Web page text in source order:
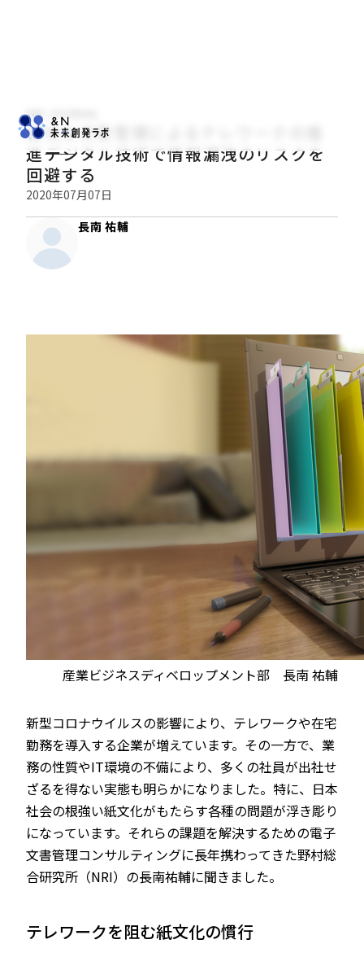
NRI JOURNAL
適切な文書管理によるテレワークの推
進――デジタル技術で情報漏洩のリスクを
回避する
2020年07月07日
長南 祐輔
産業ビジネスディベロップメント部 長南 祐輔
新型コロナウイルスの影響により、テレワークや在宅
勤務を導入する企業が増えています。その一方で、業
務の性質やIT環境の不備により、多くの社員が出社せ
ざるを得ない実態も明らかになりました。特に、日本
社会の根強い紙文化がもたらす各種の問題が浮き彫り
になっています。それらの課題を解決するための電子
文書管理コンサルティングに長年携わってきた野村総
合研究所（NRI）の長南祐輔に聞きました。
テレワークを阻む紙文化の慣行